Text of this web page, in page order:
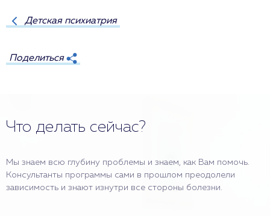
Детская психиатрия
Поделиться
Что делать сейчас?
Мы знаем всю глубину проблемы и знаем, как Вам помочь.
Консультанты программы сами в прошлом преодолели
зависимость и знают изнутри все стороны болезни.